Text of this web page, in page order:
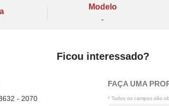
Modelo
-
Ficou interessado?
- 2070
FAÇA UMA
* Todos os campos são